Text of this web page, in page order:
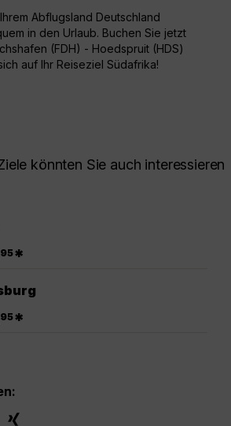
Abflugsland Deutschland
in den Urlaub. Buchen Sie jetzt
(FDH) - Hoedspruit (HDS)
auf Ihr Reiseziel Südafrika!
könnten Sie auch interessieren
95*
95*